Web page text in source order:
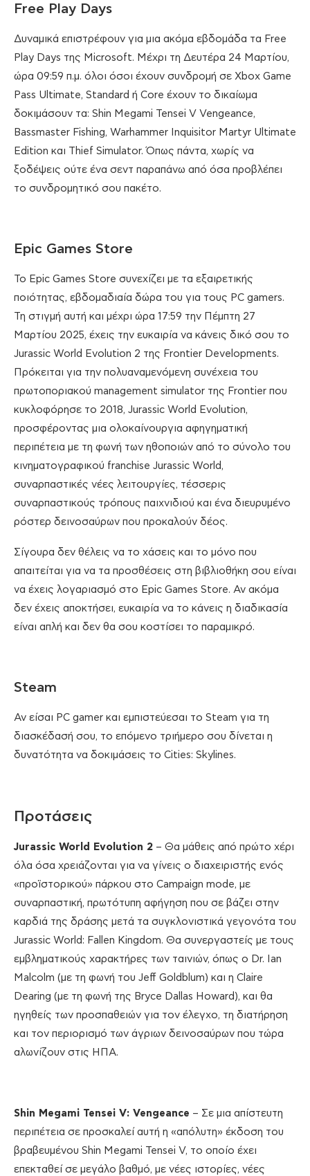
Free Play Days
Δυναμικά επιστρέφουν για μια ακόμα εβδομάδα τα Free
Play Days της Microsoft. Μέχρι τη Δευτέρα 24 Μαρτίου,
ώρα 09:59 π.μ. όλοι όσοι έχουν συνδρομή σε Xbox Game
Pass Ultimate, Standard ή Core έχουν το δικαίωμα
δοκιμάσουν τα: Shin Megami Tensei V Vengeance,
Bassmaster Fishing, Warhammer Inquisitor Martyr Ultimate
Edition και Thief Simulator. Όπως πάντα, χωρίς να
ξοδέψεις ούτε ένα σεντ παραπάνω από όσα προβλέπει
το συνδρομητικό σου πακέτο.
Epic Games Store
Το Epic Games Store συνεχίζει με τα εξαιρετικής
ποιότητας, εβδομαδιαία δώρα του για τους PC gamers.
Τη στιγμή αυτή και μέχρι ώρα 17:59 την Πέμπτη 27
Μαρτίου 2025, έχεις την ευκαιρία να κάνεις δικό σου το
Jurassic World Evolution 2 της Frontier Developments.
Πρόκειται για την πολυαναμενόμενη συνέχεια του
πρωτοποριακού management simulator της Frontier που
κυκλοφόρησε το 2018, Jurassic World Evolution,
προσφέροντας μια ολοκαίνουργια αφηγηματική
περιπέτεια με τη φωνή των ηθοποιών από το σύνολο του
κινηματογραφικού franchise Jurassic World,
συναρπαστικές νέες λειτουργίες, τέσσερις
συναρπαστικούς τρόπους παιχνιδιού και ένα διευρυμένο
ρόστερ δεινοσαύρων που προκαλούν δέος.
Σίγουρα δεν θέλεις να το χάσεις και το μόνο που
απαιτείται για να τα προσθέσεις στη βιβλιοθήκη σου είναι
να έχεις λογαριασμό στο Epic Games Store. Αν ακόμα
δεν έχεις αποκτήσει, ευκαιρία να το κάνεις η διαδικασία
είναι απλή και δεν θα σου κοστίσει το παραμικρό.
Steam
Αν είσαι PC gamer και εμπιστεύεσαι το Steam για τη
διασκέδασή σου, το επόμενο τριήμερο σου δίνεται η
δυνατότητα να δοκιμάσεις το Cities: Skylines.
Προτάσεις
Jurassic World Evolution 2 – Θα μάθεις από πρώτο χέρι
όλα όσα χρειάζονται για να γίνεις ο διαχειριστής ενός
«προϊστορικού» πάρκου στο Campaign mode, με
συναρπαστική, πρωτότυπη αφήγηση που σε βάζει στην
καρδιά της δράσης μετά τα συγκλονιστικά γεγονότα του
Jurassic World: Fallen Kingdom. Θα συνεργαστείς με τους
εμβληματικούς χαρακτήρες των ταινιών, όπως ο Dr. Ian
Malcolm (με τη φωνή του Jeff Goldblum) και η Claire
Dearing (με τη φωνή της Bryce Dallas Howard), και θα
ηγηθείς των προσπαθειών για τον έλεγχο, τη διατήρηση
και τον περιορισμό των άγριων δεινοσαύρων που τώρα
αλωνίζουν στις ΗΠΑ.
Shin Megami Tensei V: Vengeance – Σε μια απίστευτη
περιπέτεια σε προσκαλεί αυτή η «απόλυτη» έκδοση του
βραβευμένου Shin Megami Tensei V, το οποίο έχει
επεκταθεί σε μεγάλο βαθμό, με νέες ιστορίες, νέες